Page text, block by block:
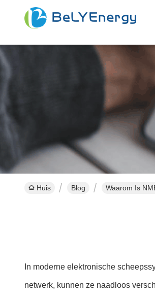
Huis Blog Waarom Is
In moderne elektronische
netwerk, kunnen ze naadloos